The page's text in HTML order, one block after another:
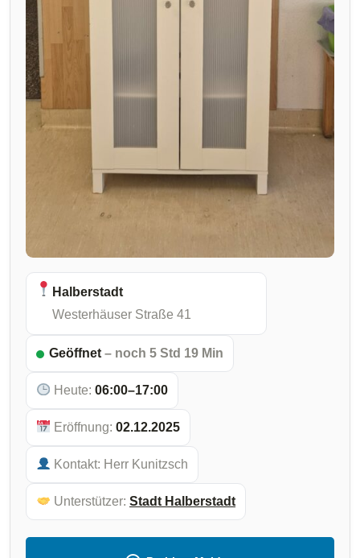
Halberstadt
Westerhäuser Straße 41
Geöffnet – noch 5 Std 19 Min
Heute:06:00–17:00
Eröffnung:02.12.2025
Kontakt: Herr Kunitzsch
Unterstützer:Stadt Halberstadt